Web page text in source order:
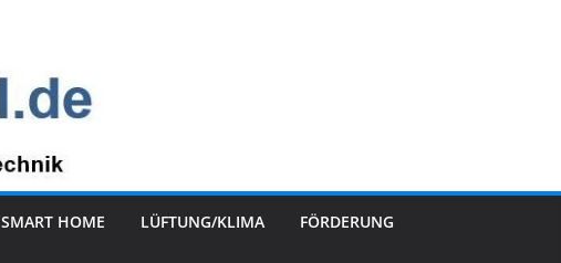
SMART HOME LÜFTUNG/KLIMA FÖRDERUNG